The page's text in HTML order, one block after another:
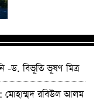
-ড. বিভূতি ভূষণ মিত্র
: মোহাম্মদ রবিউল আলম